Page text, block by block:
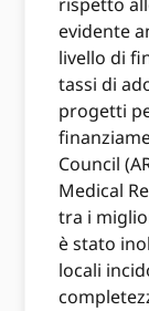
evidente
livello di
tassi di
progetti
Council
Medical
tra i
è stato
locali